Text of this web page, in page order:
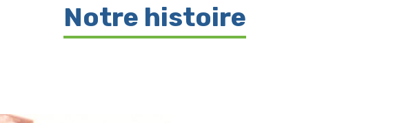
Notre histoire